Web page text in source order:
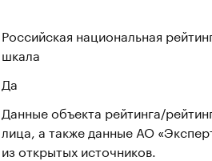
Российская национальная
шкала
Да
Данные объекта рейтинга/
лица, а также данные АО
из открытых источников.